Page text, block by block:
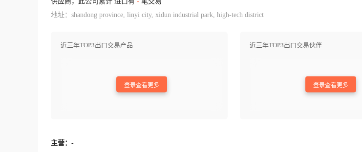
地址：shandong province, linyi city, xidun industrial park, high-tech district
近三年TOP3出口交易产品
登录查看更多
近三年TOP3出口交易伙伴
登录查看更多
主营： -